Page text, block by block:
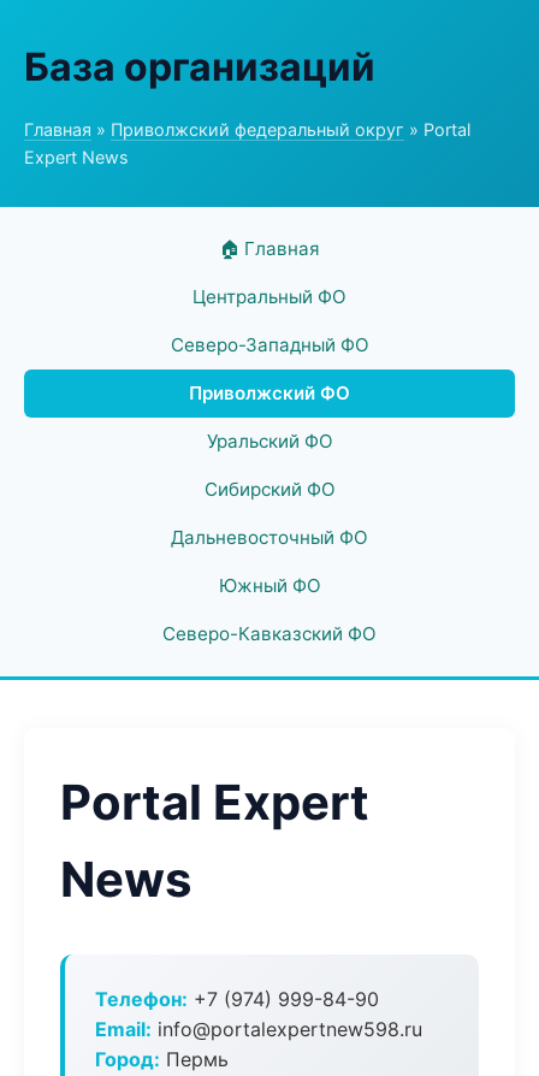
База организаций
Главная » Приволжский федеральный округ » Portal
Expert News
🏠 Главная
Центральный ФО
Северо-Западный ФО
Приволжский ФО
Уральский ФО
Сибирский ФО
Дальневосточный ФО
Южный ФО
Северо-Кавказский ФО
Portal Expert
News
Телефон: +7 (974) 999-84-90
Email: info@portalexpertnew598.ru
Город: Пермь